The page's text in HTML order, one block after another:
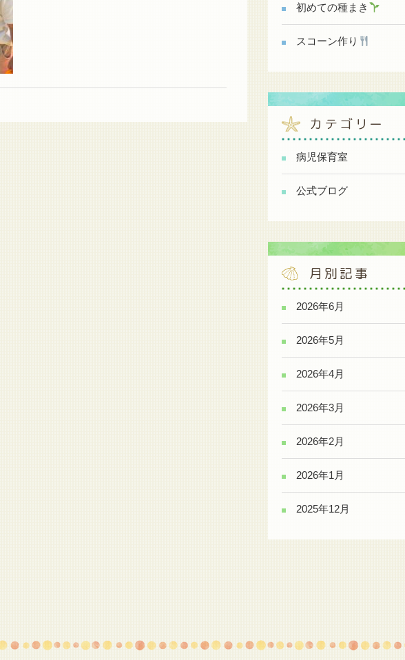
初めての種まき
スコーン作り
カテゴリー
病児保育室
公式ブログ
月別記事
2026年6月
2026年5月
2026年4月
2026年3月
2026年2月
2026年1月
2025年12月